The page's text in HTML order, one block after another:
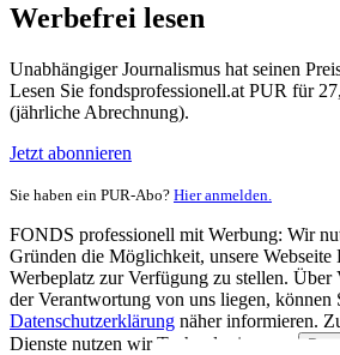
Werbefrei lesen
Unabhängiger Journalismus hat seinen
Lesen Sie fondsprofessionell.at PUR für
(jährliche Abrechnung).
Jetzt abonnieren
Sie haben ein PUR-Abo? Hier anmelden.
FONDS professionell mit Werbung: Wir
Gründen die Möglichkeit, unsere Webseite
Werbeplatz zur Verfügung zu stellen. Über
der Verantwortung von uns liegen, können
Datenschutzerklärung näher informieren.
Dienste nutzen wir Technologien von